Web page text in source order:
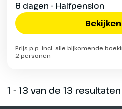
8 dagen - Halfpension
Bekijken
Prijs p.p. incl. alle bijkomende
2 personen
1 - 13 van de 13 resultaten